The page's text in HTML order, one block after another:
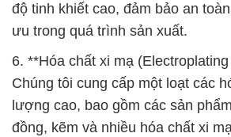
độ tinh khiết cao, đảm bảo an
ưu trong quá trình sản xuất.
6. **Hóa chất xi mạ
Chúng tôi cung cấp một loạt các
lượng cao, bao gồm các sản
đồng, kẽm và nhiều hóa chất xi